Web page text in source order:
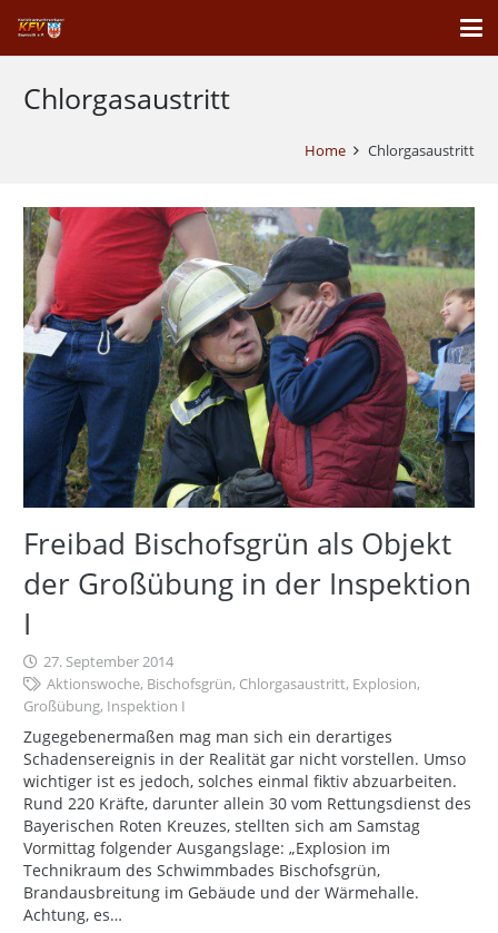
Chlorgasaustritt
Home Chlorgasaustritt
Freibad Bischofsgrün als Objekt
der Großübung in der Inspektion
I
27. September 2014
Aktionswoche, Bischofsgrün, Chlorgasaustritt, Explosion,
Großübung, Inspektion I
Zugegebenermaßen mag man sich ein derartiges
Schadensereignis in der Realität gar nicht vorstellen. Umso
wichtiger ist es jedoch, solches einmal fiktiv abzuarbeiten.
Rund 220 Kräfte, darunter allein 30 vom Rettungsdienst des
Bayerischen Roten Kreuzes, stellten sich am Samstag
Vormittag folgender Ausgangslage: „Explosion im
Technikraum des Schwimmbades Bischofsgrün,
Brandausbreitung im Gebäude und der Wärmehalle.
Achtung, es…